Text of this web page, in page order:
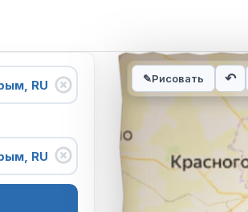
Интерактивная карта
✎Рисовать ↶